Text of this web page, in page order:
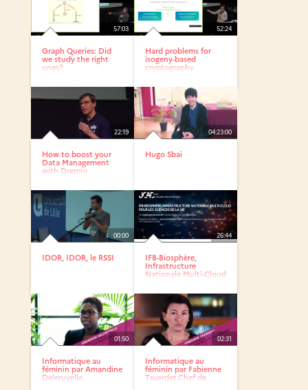
57:03
Graph Queries: Did
we study the right
ones?
52:24
Hard problems for
isogeny-based
cryptography
22:19
How to boost your
Data Management
with Dremio
04:23:00
Hugo Sbai
00:00
IDOR, IDOR, le RSSI
26:44
IFB-Biosphère,
Infrastructure
Nationale Multi-Cloud
01:50
Informatique au
féminin par Amandine
Deleruyelle,
02:31
Informatique au
féminin par Fabienne
Taverdet,Chef de